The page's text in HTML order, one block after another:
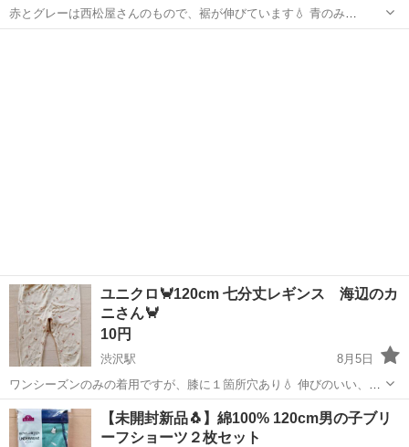
赤とグレーは西松屋さんのもので、裾が伸びています💧 青のみ
UNIQLOのベビーなので、外タグになっています。 タグ記名あり。 塗
ユニクロ🦀120cm 七分丈レギンス 海辺のカ
ニさん🦀
10円
渋沢駅
8月5日
ワンシーズンのみの着用ですが、膝に１箇所穴あり💧 伸びのいい、
UNIQLOのレギンスパンツです。 動きにフィットするので、公園遊び
にも👌 短パンやスカートの下にタイツかわりに履いても👌 記名なし。
ノー...
神奈川 秦野市 渋沢駅 キッズ用品
【未開封新品🐧】綿100% 120cm男の子ブリ
ーフショーツ２枚セット